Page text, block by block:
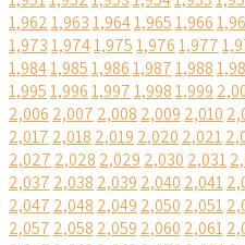
1,9621,9631,9641,9651,966
1,9731,9741,9751,9761,977
1,9841,9851,9861,9871,988
1,9951,9961,9971,9981,999
2,006 2,007 2,008 2,009 2,010
2,017 2,018 2,019 2,020 2,021
2,027 2,028 2,029 2,030 2,031
2,037 2,038 2,039 2,040 2,041
2,047 2,048 2,049 2,050 2,051
2,057 2,058 2,059 2,060 2,061